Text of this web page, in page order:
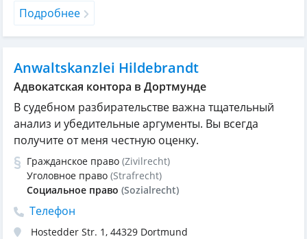
Подробнее
Anwaltskanzlei Hildebrandt
Адвокатская контора в Дортмунде
В судебном разбирательстве важна тщательный
анализ и убедительные аргументы. Вы всегда
получите от меня честную оценку.
Гражданское право (Zivilrecht)
Уголовное право (Strafrecht)
Социальное право (Sozialrecht)
Телефон
Hostedder Str. 1, 44329 Dortmund